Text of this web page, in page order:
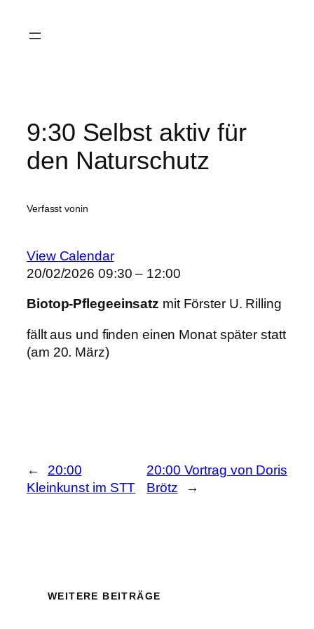
Inhalt
9:30 Selbst aktiv für
den Naturschutz
Verfasst vonin
View Calendar
20/02/2026 09:30 – 12:00
Biotop-Pflegeeinsatz mit Förster U. Rilling
fällt aus und finden einen Monat später statt
(am 20. März)
←
20:00
Kleinkunst im STT
20:00 Vortrag von Doris
Brötz
→
WEITERE BEITRÄGE